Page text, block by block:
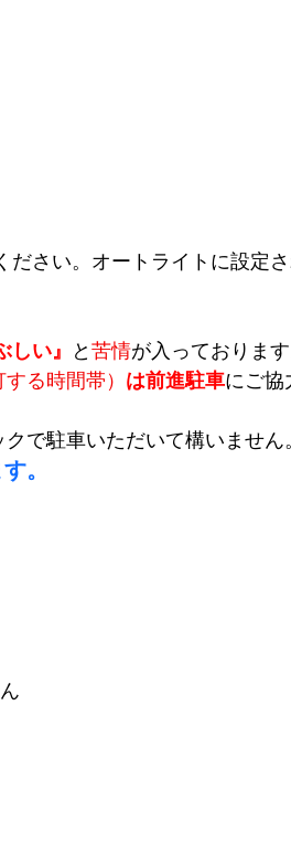
さい。オートライトに設定さ
しい』 と 苦情が入っておりま
る時間帯） は前進駐車にご協
で駐車いただいて構いません
。